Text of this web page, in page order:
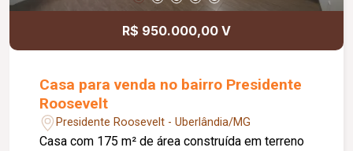
R$ 950.000,00 V
Casa para venda no bairro Presidente
Roosevelt
Presidente Roosevelt - Uberlândia/MG
Casa com 175 m² de área construída em terreno